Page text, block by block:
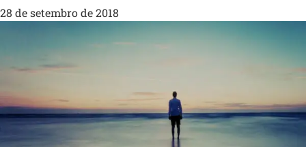
28 de setembro de 2018